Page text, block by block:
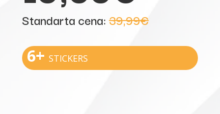
Standarta cena:39,99€
6+ STICKERS